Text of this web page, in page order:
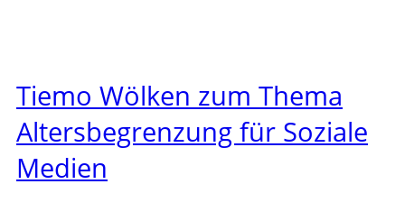
Tiemo Wölken zum Thema
Altersbegrenzung für Soziale
Medien